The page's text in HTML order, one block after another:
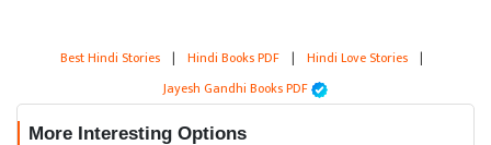
Best Hindi Stories | Hindi Books PDF | Hindi Love Stories |
Jayesh Gandhi Books PDF
More Interesting Options